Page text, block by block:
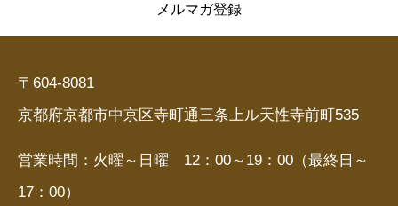
メルマガ登録
〒604-8081
京都府京都市中京区寺町通三条上ル天性寺前町535
営業時間：火曜～日曜 12：00～19：00（最終日～
17：00）